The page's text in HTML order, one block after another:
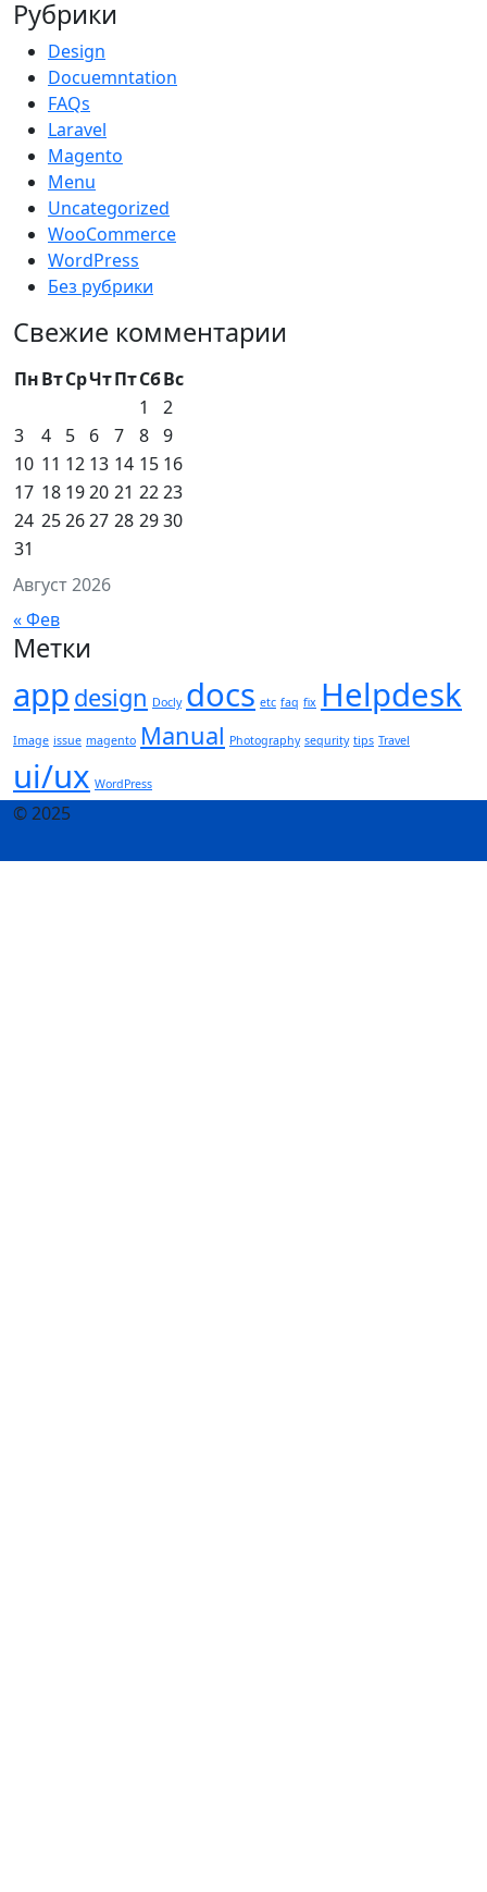
Рубрики
Design
Docuemntation
FAQs
Laravel
Magento
Menu
Uncategorized
WooCommerce
WordPress
Без рубрики
Свежие комментарии
Август 2026
ПнВтСрЧтПтСбВс
1
2
3
4 5 6 7 8 9
10 11 12 13 14 15 16
17 18 1920 21 2223
24 252627 28 2930
31
« Фев
Метки
app design Docly docs etc faq fix Helpdesk
Image issue magento Manual Photography sequrity tips Travel
ui/ux WordPress
© 2025